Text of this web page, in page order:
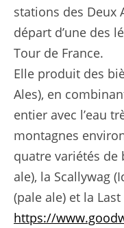
stations des Deux
départ d’une des
Tour de France.
Elle produit des
Ales), en
entier avec l’eau
montagnes
quatre variétés de
ale), la Scallywag
(pale ale) et la
https://